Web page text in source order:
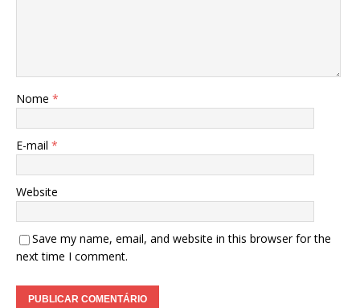
Nome *
E-mail *
Website
Save my name, email, and website in this browser for the
next time I comment.